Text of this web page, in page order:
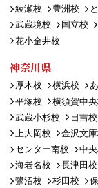
綾瀬校 豊洲校
武蔵境校
国立校
花小金井校
神奈川県
厚木校 横浜校
平塚校
横須賀中
武蔵小杉校
日吉校
上大岡校
金沢文
センター南校
中
海老名校
長津田校
鷺沼校
杉田校